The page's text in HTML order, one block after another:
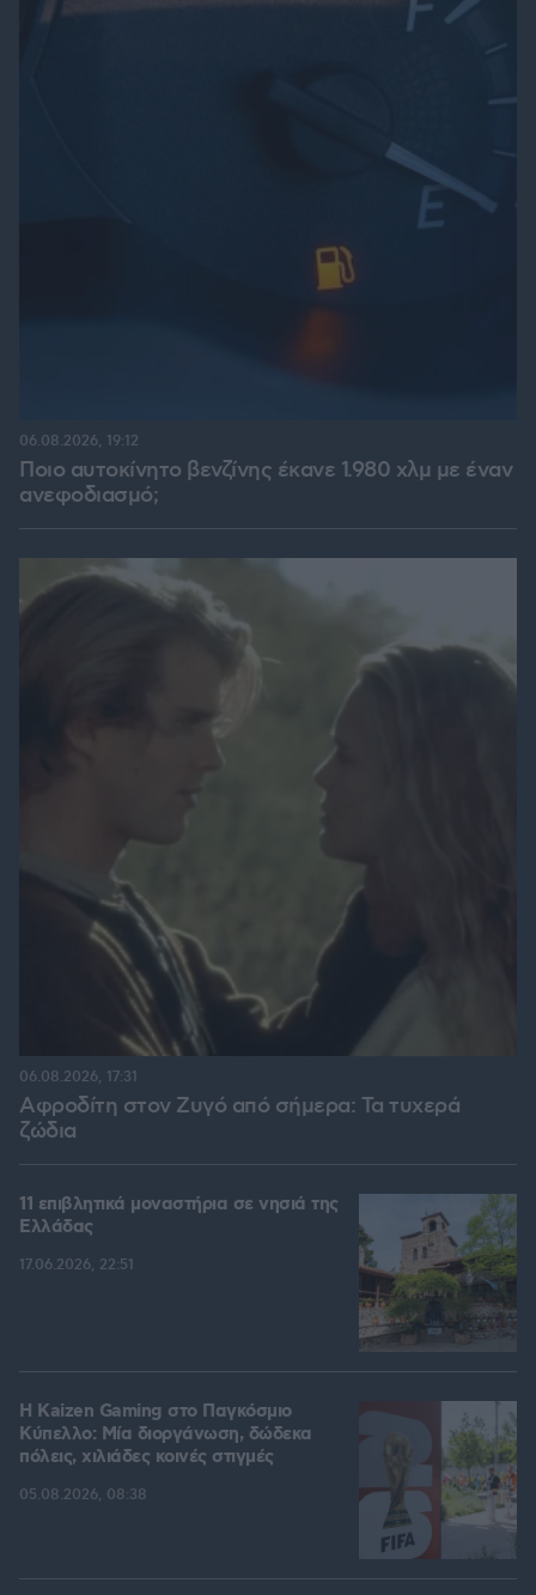
Ποιο αυτοκίνητο βενζίνης έκανε 1.980 χλμ με έναν
ανεφοδιασμό;
06.08.2026, 19:12
Αφροδίτη στον Ζυγό από σήμερα: Τα τυχερά
ζώδια
06.08.2026, 17:31
11 επιβλητικά μοναστήρια σε νησιά της
Ελλάδας
17.06.2026, 22:51
H Kaizen Gaming στο Παγκόσμιο
Kύπελλο: Μία διοργάνωση, δώδεκα
πόλεις, χιλιάδες κοινές στιγμές
05.08.2026, 08:38